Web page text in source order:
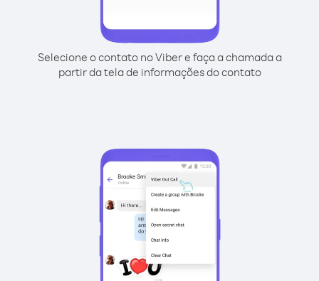
Selecione o contato no Viber e faça a chamada a
partir da tela de informações do contato